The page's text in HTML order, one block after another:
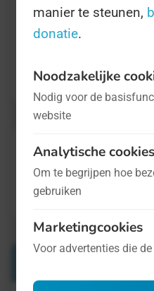
Alle evenementen,
manier te steunen,
donatie.
Noodzakelijke
Nodig voor de
website
Analytische cookies
Om te begrijpen hoe
gebruiken
Marketingcookies
Voor advertenties die